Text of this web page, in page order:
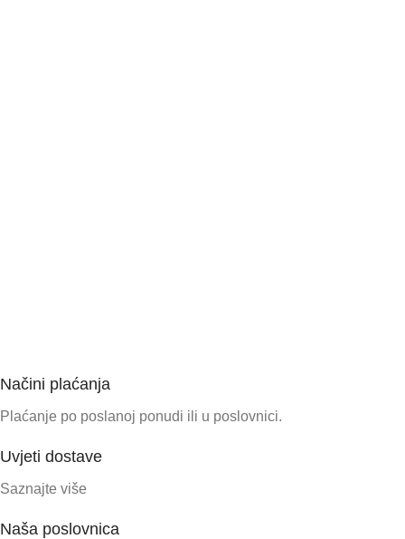
Načini plaćanja
Plaćanje po poslanoj ponudi ili u poslovnici.
Uvjeti dostave
Saznajte više
Naša poslovnica